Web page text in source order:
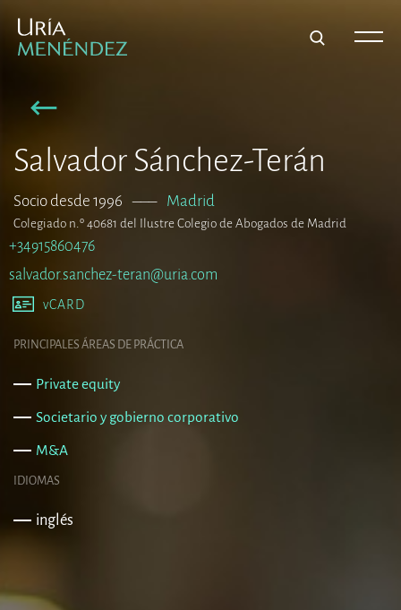
Salvador Sánchez-Terán
Socio desde 1996 ––– Madrid
Colegiado n.º 40681 del Ilustre Colegio de Abogados de Madrid
+34915860476
salvador.sanchez-teran@uria.com
vCARD
PRINCIPALES ÁREAS DE PRÁCTICA
Private equity
Societario y gobierno corporativo
M&A
IDIOMAS
inglés